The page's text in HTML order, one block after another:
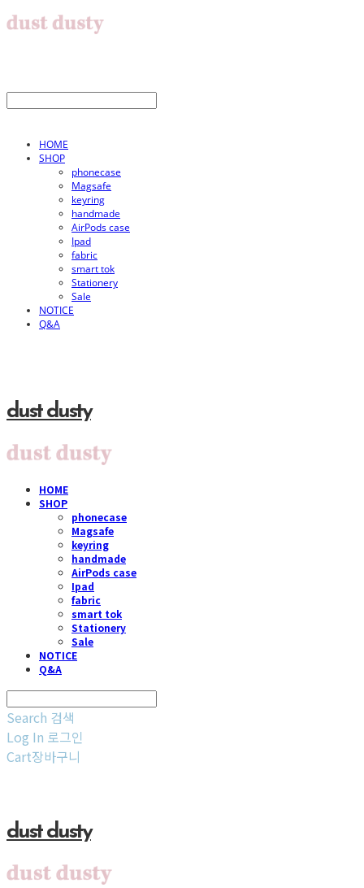
HOME
SHOP
phonecase
Magsafe
keyring
handmade
AirPods case
Ipad
fabric
smart tok
Stationery
Sale
NOTICE
Q&A
dust dusty
HOME
SHOP
phonecase
Magsafe
keyring
handmade
AirPods case
Ipad
fabric
smart tok
Stationery
Sale
NOTICE
Q&A
Search 검색
Log In 로그인
Cart장바구니
dust dusty